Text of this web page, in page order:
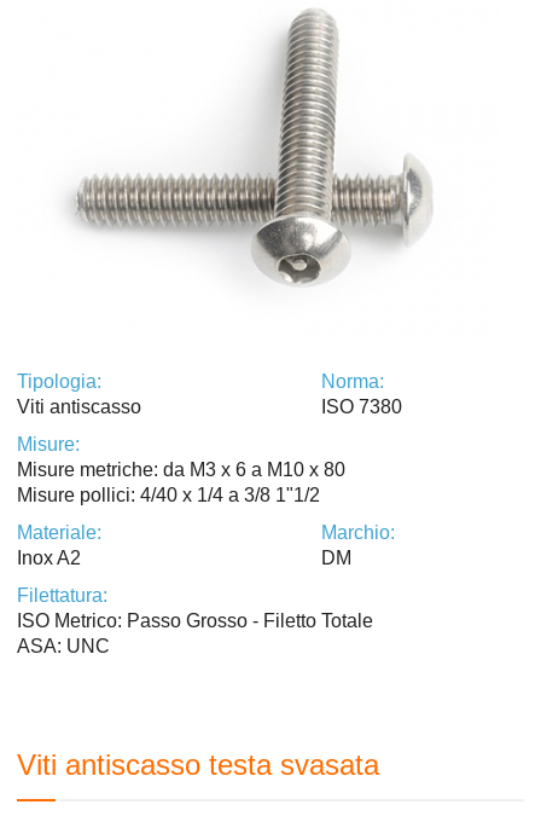
Tipologia:
Viti antiscasso
Norma:
ISO 7380
Misure:
Misure metriche: da M3 x 6 a M10 x 80
Misure pollici: 4/40 x 1/4 a 3/8 1"1/2
Materiale:
Inox A2
Marchio:
DM
Filettatura:
ISO Metrico: Passo Grosso - Filetto Totale
ASA: UNC
Viti antiscasso testa svasata